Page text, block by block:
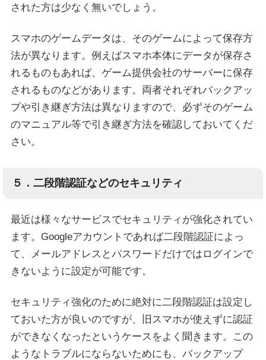
された方は少なく無いでしょう。
スマホのゲームデータは、そのゲームによって保存方
法が異なります。例えばスマホ本体にデータが保存さ
れるものもあれば、ゲーム提供会社のサーバーに保存
されるものなどがあります。両者それぞれバックアッ
プや引き継ぎ方法は異なりますので、必ずそのゲーム
のマニュアル等で引き継ぎ方法を確認しておいてくだ
さい。
５．二段階認証などのセキュリティ
最近は様々なサービスでセキュリティが強化されてい
ます。Googleアカウントであれば二段階認証によっ
て、メールアドレスとパスワードだけではログインで
きないように設定が可能です。
セキュリティ強化のために絶対に二段階認証は設定し
ておいた方が良いのですが、旧スマホが使えずに認証
ができなくなったというケースをよく聞きます。この
ようなトラブルにならないためにも、バックアップ